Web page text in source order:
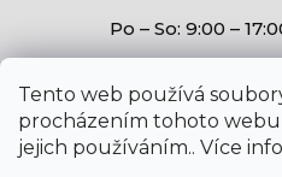
Tento web používá
procházením tohoto
jejich používáním.. Více
Po – So: 9:00 –